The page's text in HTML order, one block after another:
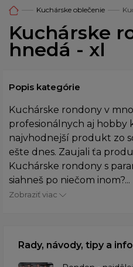
Kuchárske oblečenie
Kuchárske
hnedá - xl
Popis kategórie
Kuchárske rondony v
profesionálnych aj hobby
najvhodnejší produkt zo
ešte dnes. Zaujali ťa
Kuchárske rondony s
siahneš po niečom inom?...
Zobraziť viac
Rady, návody, tipy a